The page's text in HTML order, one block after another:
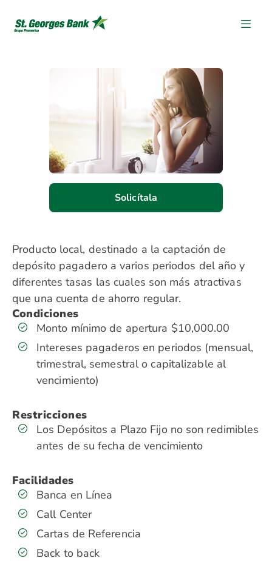
Producto local, destinado a la captación de
depósito pagadero a varios periodos del año y
diferentes tasas las cuales son más atractivas
que una cuenta de ahorro regular.
Condiciones
Monto mínimo de apertura $10,000.00
Intereses pagaderos en periodos (mensual,
trimestral, semestral o capitalizable al
vencimiento)
Restricciones
Los Depósitos a Plazo Fijo no son redimibles
antes de su fecha de vencimiento
Facilidades
Banca en Línea
Call Center
Cartas de Referencia
Back to back
Solicítala